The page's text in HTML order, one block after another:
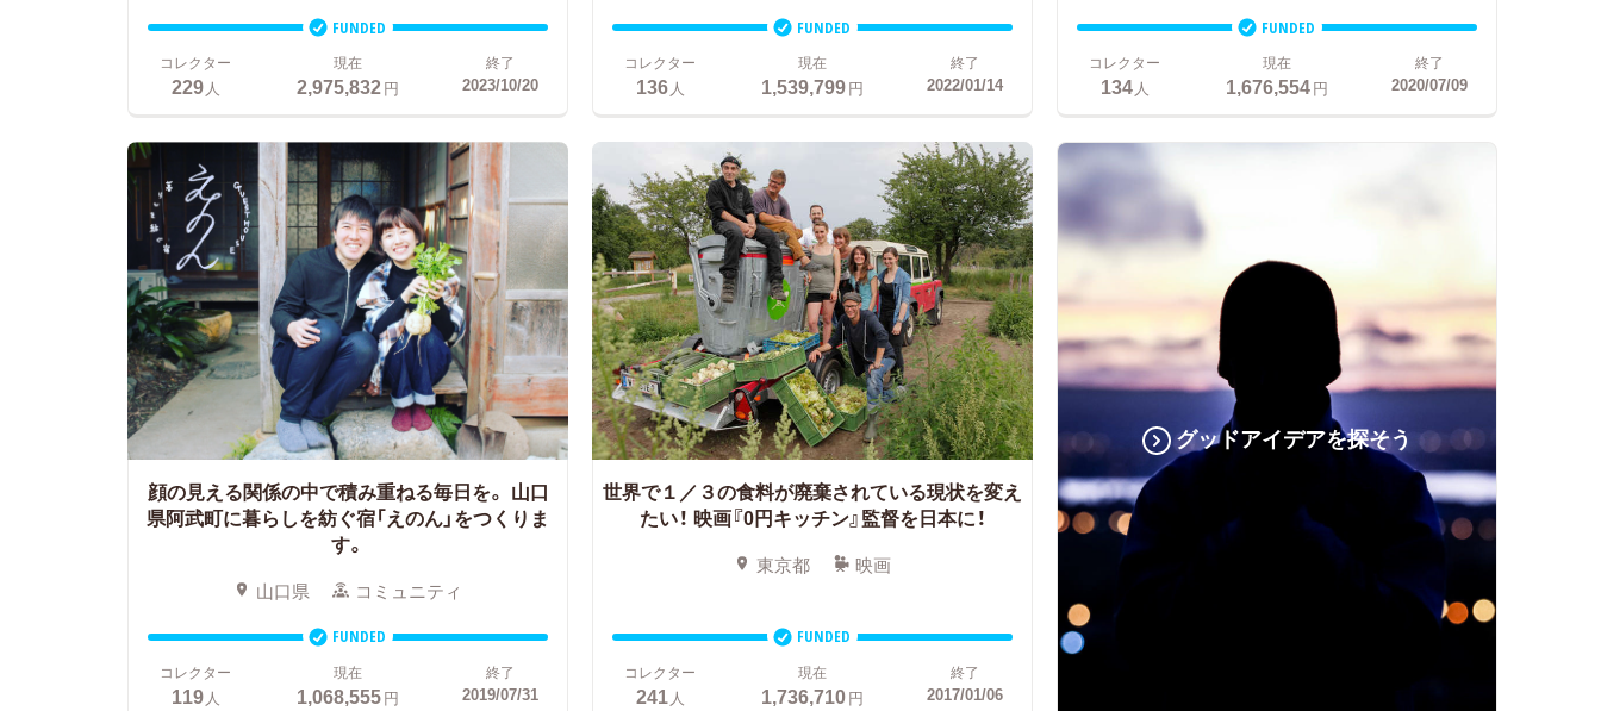
FUNDED
コレクター
229人
現在
2,975,832円
終了
2023/10/20
FUNDED
コレクター
136人
現在
1,539,799円
終了
2022/01/14
FUNDED
コレクター
134人
現在
1,676,554円
終了
2020/07/09
顔の見える関係の中で積み重ねる毎日を。 山口
県阿武町に暮らしを紡ぐ宿「えのん」をつくりま
す。
山口県 コミュニティ
FUNDED
コレクター
119人
現在
1,068,555円
終了
2019/07/31
世界で１／３の食料が廃棄されている現状を変え
たい！ 映画『0円キッチン』監督を日本に！
東京都 映画
FUNDED
コレクター
241人
現在
1,736,710円
終了
2017/01/06
グッドアイデアを探そう